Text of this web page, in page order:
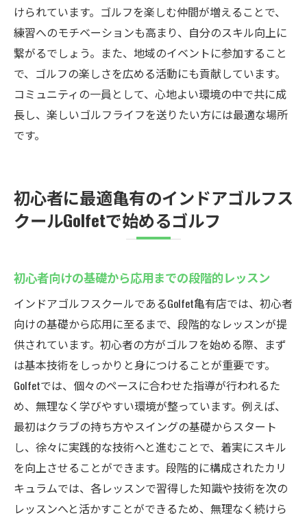
けられています。ゴルフを楽しむ仲間が増えることで、
練習へのモチベーションも高まり、自分のスキル向上に
繋がるでしょう。また、地域のイベントに参加すること
で、ゴルフの楽しさを広める活動にも貢献しています。
コミュニティの一員として、心地よい環境の中で共に成
長し、楽しいゴルフライフを送りたい方には最適な場所
です。
初心者に最適亀有のインドアゴルフス
クールGolfetで始めるゴルフ
初心者向けの基礎から応用までの段階的レッスン
インドアゴルフスクールであるGolfet亀有店では、初心者
向けの基礎から応用に至るまで、段階的なレッスンが提
供されています。初心者の方がゴルフを始める際、まず
は基本技術をしっかりと身につけることが重要です。
Golfetでは、個々のペースに合わせた指導が行われるた
め、無理なく学びやすい環境が整っています。例えば、
最初はクラブの持ち方やスイングの基礎からスタート
し、徐々に実践的な技術へと進むことで、着実にスキル
を向上させることができます。段階的に構成されたカリ
キュラムでは、各レッスンで習得した知識や技術を次の
レッスンへと活かすことができるため、無理なく続けら